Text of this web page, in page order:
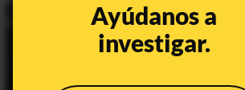
Ayúdanos a
investigar.